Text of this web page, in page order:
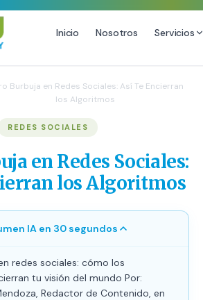
Inicio Nosotros Servicios
SMS
Producción de Videos
Burbuja en Redes Sociales: Así Te Encierran
los Algoritmos
REDES SOCIALES
en Redes Sociales:
los Algoritmos
IA en 30 segundos
redes sociales: cómo los
tu visión del mundo Por:
Redactor de Contenido, en